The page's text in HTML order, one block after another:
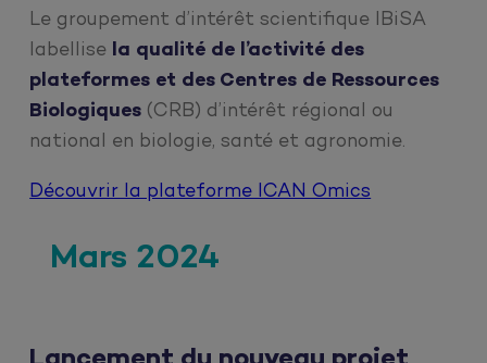
Le groupement d’intérêt scientifique IBiSA
labellise la qualité de l’activité des
plateformes et des Centres de Ressources
Biologiques (CRB) d’intérêt régional ou
national en biologie, santé et agronomie.
Découvrir la plateforme ICAN Omics
Mars 2024